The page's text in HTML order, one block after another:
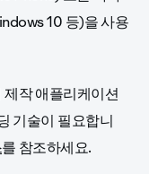
10 등)을 사용
작 애플리케이션
기술이 필요합니
를 참조하세요.